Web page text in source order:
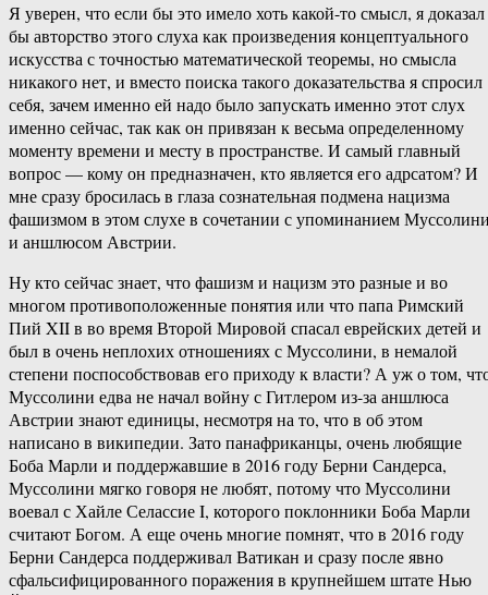
Я уверен, что если бы это имело хоть какой-то смысл, я доказал
бы авторство этого слуха как произведения концептуального
искусства с точностью математической теоремы, но смысла
никакого нет, и вместо поиска такого доказательства я спросил
себя, зачем именно ей надо было запускать именно этот слух
именно сейчас, так как он привязан к весьма определенному
моменту времени и месту в пространстве. И самый главный
вопрос — кому он предназначен, кто является его адрсатом? И
мне сразу бросилась в глаза сознательная подмена нацизма
фашизмом в этом слухе в сочетании с упоминанием
и аншлюсом Австрии.
Ну кто сейчас знает, что фашизм и нацизм это разные и во
многом противоположенные понятия или что папа Римский
Пий XII в во время Второй Мировой спасал еврейских детей и
был в очень неплохих отношениях с Муссолини, в немалой
степени поспособствовав его приходу к власти? А уж о том,
Муссолини едва не начал войну с Гитлером из-за аншлюса
Австрии знают единицы, несмотря на то, что в об этом
написано в википедии. Зато панафриканцы, очень любящие
Боба Марли и поддержавшие в 2016 году Берни Сандерса,
Муссолини мягко говоря не любят, потому что Муссолини
воевал с Хайле Селассие I, которого поклонники Боба Марли
считают Богом. А еще очень многие помнят, что в 2016 году
Берни Сандерса поддерживал Ватикан и сразу после явно
сфальсифицированного поражения в крупнейшем штате Нью